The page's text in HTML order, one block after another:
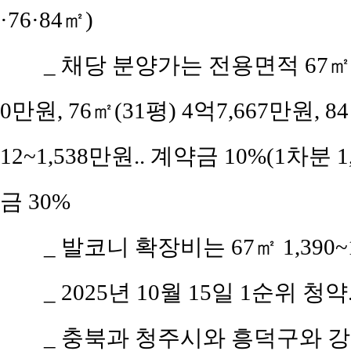
·76·84㎡)
_ 채당 분양가는 전용면적 67
0만원, 76㎡(31평) 4억7,667만원,
12~1,538만원.. 계약금 10%(1차분
금 30%
_ 발코니 확장비는 67㎡
_ 2025년 10월 15일 1순위 청
_ 충북과 청주시와 흥덕구와